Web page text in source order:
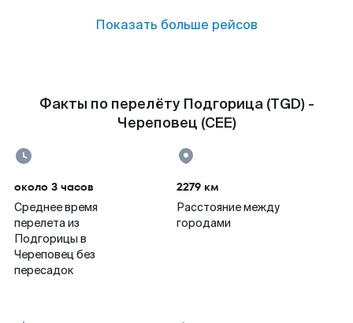
Показать больше рейсов
Факты по перелёту Подгорица (TGD) -
Череповец (CEE)
около 3 часов
Среднее время
перелета из
Подгорицы в
Череповец без
пересадок
2279 км
Расстояние между
городами